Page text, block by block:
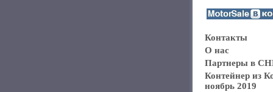
Контакты
О нас
Партнеры в
Контейнер из
ноябрь 2019